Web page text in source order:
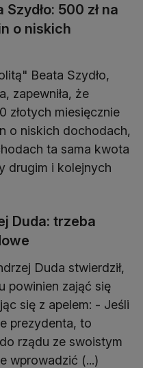
500 zł na
o niskich
Beata Szydło,
zapewniła, że
złotych miesięcznie
o niskich dochodach,
ta sama kwota
drugim i kolejnych
Duda: trzeba
Duda stwierdził,
powinien zająć się
się z apelem: - Jeśli
prezydenta, to
rządu ze swoistym
wprowadzić (...)